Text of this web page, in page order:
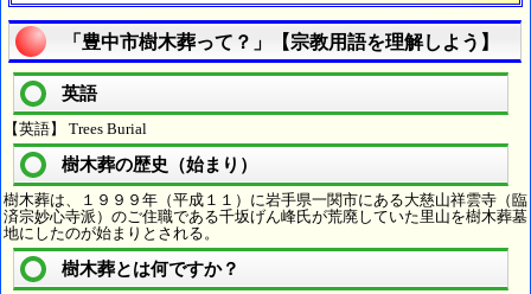
「豊中市樹木葬って？」【宗教用語を理解しよう】
英語
【英語】 Trees Burial
樹木葬の歴史（始まり）
樹木葬は、１９９９年（平成１１）に岩手県一関市にある大慈山祥雲寺（臨
済宗妙心寺派）のご住職である千坂げん峰氏が荒廃していた里山を樹木葬墓
地にしたのが始まりとされる。
樹木葬とは何ですか？